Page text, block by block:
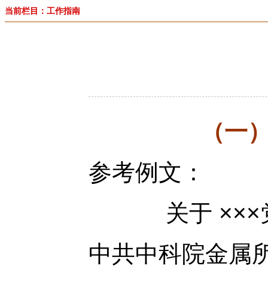
当前栏目：工作指南
（一
参考例文：
关于 ×××
中共中科院金属